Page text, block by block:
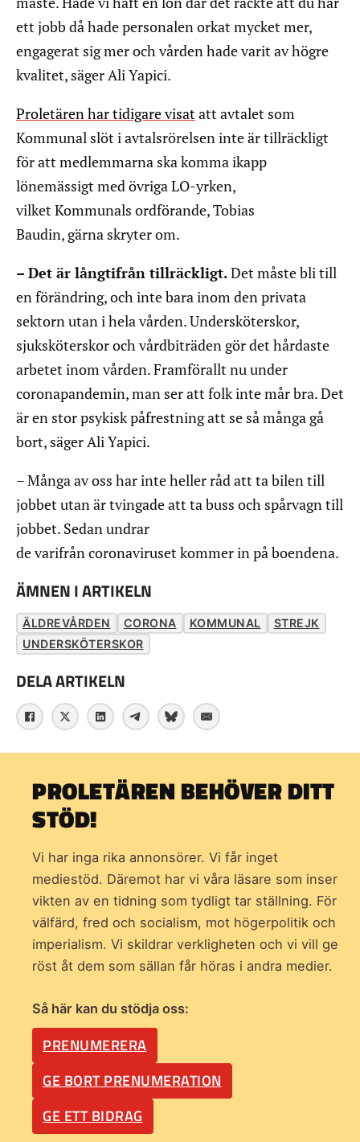
ett jobb då hade personalen orkat mycket mer,
engagerat sig mer och vården hade varit av högre
kvalitet, säger Ali Yapici.
Proletären har tidigare visatatt avtalet som
Kommunal slöt i avtalsrörelsen inte är tillräckligt
för att medlemmarna ska komma ikapp
lönemässigt med övriga LO-yrken,
vilket Kommunals ordförande, Tobias
Baudin, gärna skryter om.
– Det är långtifrån tillräckligt.Det måste bli till
en förändring, och inte bara inom den privata
sektorn utan i hela vården. Undersköterskor,
sjuksköterskor och vårdbiträden gör det hårdaste
arbetet inom vården. Framförallt nu under
coronapandemin, man ser att folk inte mår bra. Det
är en stor psykisk påfrestning att se så många gå
bort, säger Ali Yapici.
– Många av oss har inte heller råd att ta bilen till
jobbet utan är tvingade att ta buss och spårvagn till
jobbet. Sedan undrar
de varifrån coronaviruset kommer in på boendena.
ÄMNEN I ARTIKELN
ÄLDREVÅRDEN CORONA KOMMUNAL
STREJK
UNDERSKÖTERSKOR
DELA ARTIKELN
PROLETÄREN BEHÖVER DITT
STÖD!
Vi har inga rika annonsörer. Vi får inget
mediestöd. Däremot har vi våra läsare som inser
vikten av en tidning som tydligt tar ställning. För
välfärd, fred och socialism, mot högerpolitik och
imperialism. Vi skildrar verkligheten och vi vill ge
röst åt dem som sällan får höras i andra medier.
Så här kan du stödja oss:
PRENUMERERA
GE BORT PRENUMERATION
GE ETT BIDRAG